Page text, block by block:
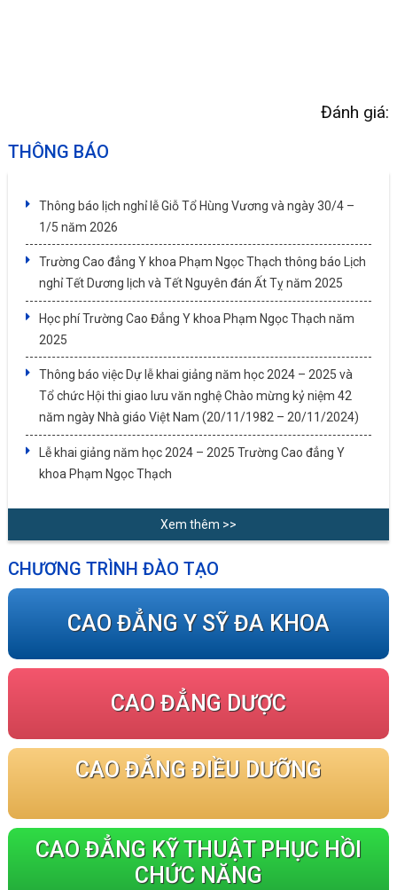
Đánh giá:
THÔNG BÁO
Thông báo lịch nghỉ lễ Giỗ Tổ Hùng Vương và ngày 30/4 –
1/5 năm 2026
Trường Cao đẳng Y khoa Phạm Ngọc Thạch thông báo Lịch
nghỉ Tết Dương lịch và Tết Nguyên đán Ất Tỵ năm 2025
Học phí Trường Cao Đẳng Y khoa Phạm Ngọc Thạch năm
2025
Thông báo việc Dự lễ khai giảng năm học 2024 – 2025 và
Tổ chức Hội thi giao lưu văn nghệ Chào mừng kỷ niệm 42
năm ngày Nhà giáo Việt Nam (20/11/1982 – 20/11/2024)
Lễ khai giảng năm học 2024 – 2025 Trường Cao đẳng Y
khoa Phạm Ngọc Thạch
Xem thêm >>
CHƯƠNG TRÌNH ĐÀO TẠO
CAO ĐẲNG Y SỸ ĐA KHOA
CAO ĐẲNG DƯỢC
CAO ĐẲNG ĐIỀU DƯỠNG
CAO ĐẲNG KỸ THUẬT PHỤC HỒI
CHỨC NĂNG